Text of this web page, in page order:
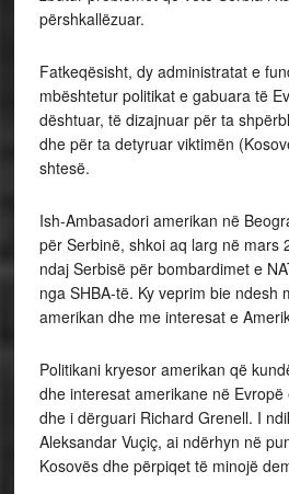
përshkallëzuar.
Fatkeqësisht, dy administratat e
mbështetur politikat e gabuara të
dështuar, të dizajnuar për ta
dhe për ta detyruar viktimën
shtesë.
Ish-Ambasadori amerikan në
për Serbinë, shkoi aq larg në mars
ndaj Serbisë për bombardimet e
nga SHBA-të. Ky veprim bie ndesh
amerikan dhe me interesat e
Politikani kryesor amerikan që
dhe interesat amerikane në
dhe i dërguari Richard Grenell. I
Aleksandar Vuçiç, ai ndërhyn në
Kosovës dhe përpiqet të minojë